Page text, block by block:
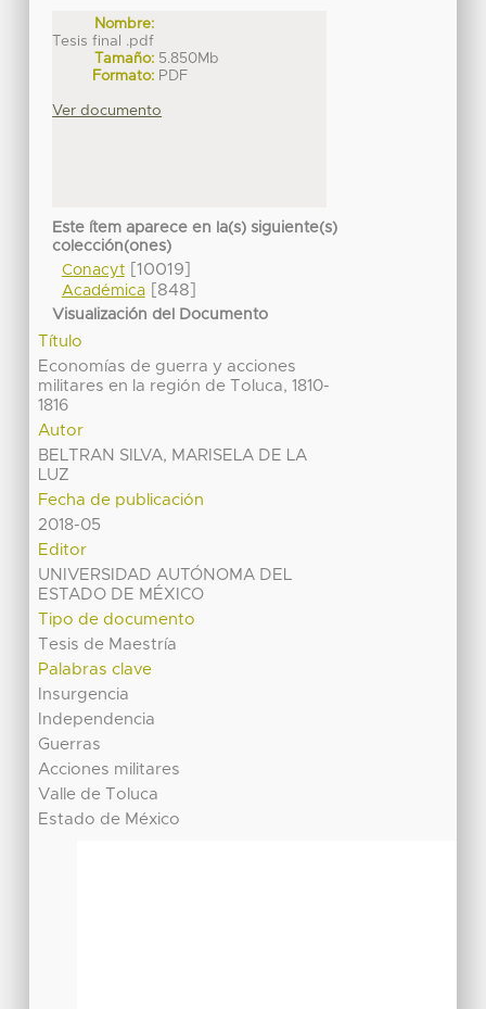
Nombre:
Tesis final .pdf
Tamaño: 5.850Mb
Formato: PDF
Ver documento
Este ítem aparece en la(s) siguiente(s)
colección(ones)
Conacyt[10019]
Académica[848]
Visualización del Documento
Título
Economías de guerra y acciones
militares en la región de Toluca, 1810-
1816
Autor
BELTRAN SILVA, MARISELA DE LA
LUZ
Fecha de publicación
2018-05
Editor
UNIVERSIDAD AUTÓNOMA DEL
ESTADO DE MÉXICO
Tipo de documento
Tesis de Maestría
Palabras clave
Insurgencia
Independencia
Guerras
Acciones militares
Valle de Toluca
Estado de México